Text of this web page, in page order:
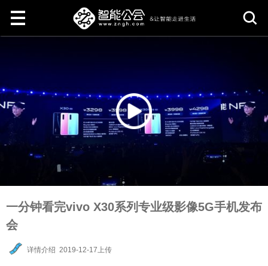
一分钟看完vivo X30系列专业级影像5G手机发布
会
详情介绍 2019-12-17上传